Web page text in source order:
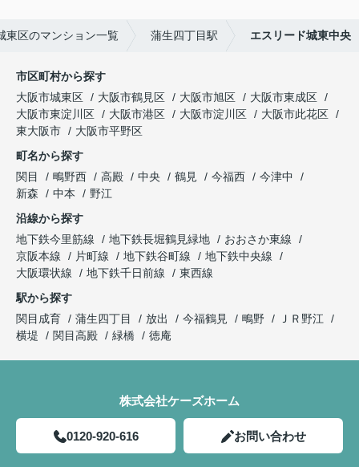
東区のマンション一覧 蒲生四丁目駅 エスリード城東中央
市区町村から探す
大阪市城東区
大阪市鶴見区 大阪市旭区
大阪市東成区
大阪市東淀川区
大阪市港区 大阪市淀川区
大阪市此花区
東大阪市
大阪市平野区
町名から探す
関目
鴫野西 高殿 中央 鶴見 今福西
今津中
新森
中本
野江
沿線から探す
地下鉄今里筋線
地下鉄長堀鶴見緑地
おおさか東線
京阪本線
片町線 地下鉄谷町線
地下鉄中央線
大阪環状線
地下鉄千日前線
東西線
駅から探す
関目成育
蒲生四丁目 放出 今福鶴見 鴫野
ＪＲ野江
横堤
関目高殿 緑橋 徳庵
株式会社ケーズホーム
0120-920-616 お問い合わせ